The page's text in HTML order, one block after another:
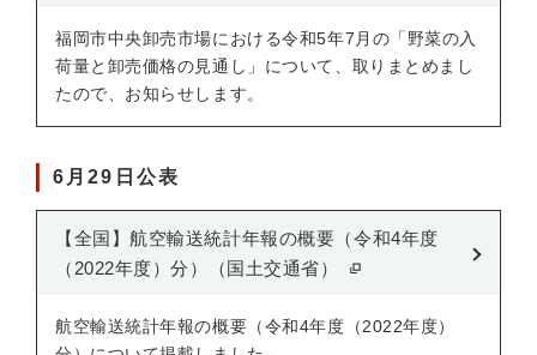
福岡市中央卸売市場における令和5年7月の「野菜の入
荷量と卸売価格の見通し」について、取りまとめまし
たので、お知らせします。
6月29日公表
【全国】航空輸送統計年報の概要（令和4年度
（2022年度）分）（国土交通省）
航空輸送統計年報の概要（令和4年度（2022年度）